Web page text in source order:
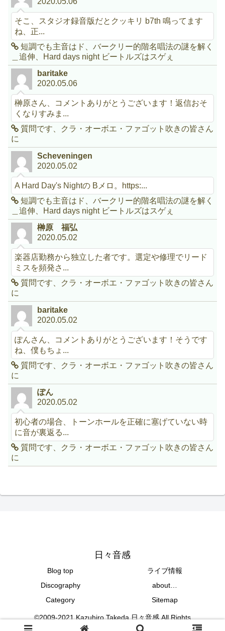
そこ、スタジオ録音版だとクッキリ b7th 鳴ってます
ね、正...
短調でも主音はド、バークリー的階名唱法の謎を解く
＿追伸、Hard days night ビートルズはスゲぇ
baritake
2020.05.06
榊原さん、コメントありがとうございます！返信おそ
くなりすみま...
質問です、クラ・オーボエ・ファゴット吹きの皆さん
に
Scheveningen
2020.05.02
A Hard Day's Nightの Bメロ。https:...
短調でも主音はド、バークリー的階名唱法の謎を解く
＿追伸、Hard days night ビートルズはスゲぇ
榊原 福弘
2020.05.02
楽器店勤務から独立した者です。選定や修理でリード
ミスを頻発さ...
質問です、クラ・オーボエ・ファゴット吹きの皆さん
に
baritake
2020.05.02
ぽんさん、コメントありがとうございます！そうです
ね、僕もちょ...
質問です、クラ・オーボエ・ファゴット吹きの皆さん
に
ぽん
2020.05.02
初心者の場合、トーンホールを正確に塞げていない時
に音が裏返る...
質問です、クラ・オーボエ・ファゴット吹きの皆さん
に
日々音感
Blog top
ライブ情報
Discography
about…
Category
Sitemap
©2009-2021 Kazuhiro Takeda 日々音感 All Rights